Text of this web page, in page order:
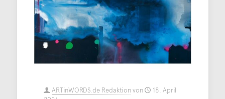
ARTinWORDS.de Redaktionvon
18. April